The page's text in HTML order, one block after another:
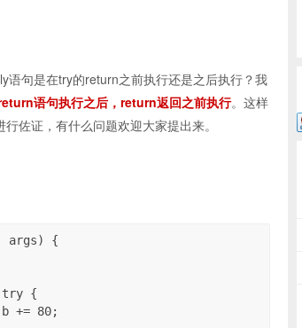
语句是在try的return之前执行还是之后执行？我
语句执行之后，return返回之前执行。这样
佐证，有什么问题欢迎大家提出来。
args) {
try {
80;